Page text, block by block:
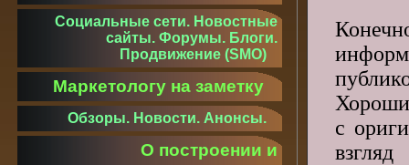
с
Социальные сети. Новостные
сайты. Форумы. Блоги.
Продвижение (SMO)
Маркетологу на заметку
Обзоры. Новости. Анонсы.
О построении и